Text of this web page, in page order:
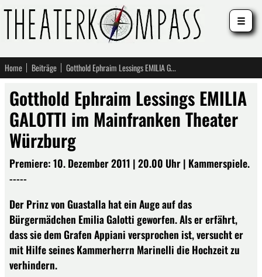
Home Beiträge Gotthold Ephraim Lessings EMILIA GALOTTI im Mainfranken Theater Würzburg
Gotthold Ephraim Lessings EMILIA
GALOTTI im Mainfranken Theater
Würzburg
Premiere: 10. Dezember 2011 | 20.00 Uhr | Kammerspiele.
-----
Der Prinz von Guastalla hat ein Auge auf das
Bürgermädchen Emilia Galotti geworfen. Als er erfährt,
dass sie dem Grafen Appiani versprochen ist, versucht er
mit Hilfe seines Kammerherrn Marinelli die Hochzeit zu
verhindern.
☰